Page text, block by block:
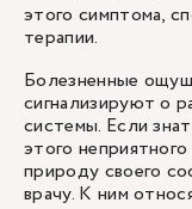
этого симптома,
терапии.
Болезненные
сигнализируют о
системы. Если
этого
природу своего
врачу. К ним